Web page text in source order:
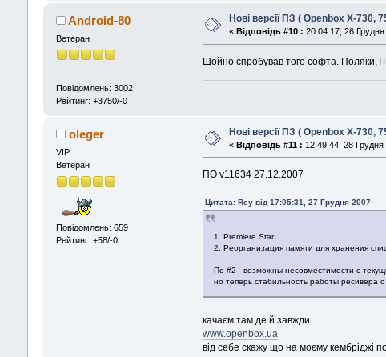
Android-80
Ветеран
Повідомлень: 3002
Рейтинг: +3750/-0
Нові версії ПЗ ( Openbox X-730,
« Відповідь #10 : 20:04:17, 26
Щойно спробував того софта.
oleger
VIP
Ветеран
Повідомлень: 659
Рейтинг: +58/-0
Нові версії ПЗ ( Openbox X-730,
« Відповідь #11 : 12:49:44, 28 Грудня
ПО v11634 27.12.2007
Цитата: Rey від 17:05:31, 27 Грудня 2007
1. Premiere Star
2. Реорганизация памяти для хранения
По #2 - возможны несовместимости с
но теперь стабильность работы ресивера
качаєм там де й завжди
www.openbox.ua
від себе скажу що на моєму кембріджі